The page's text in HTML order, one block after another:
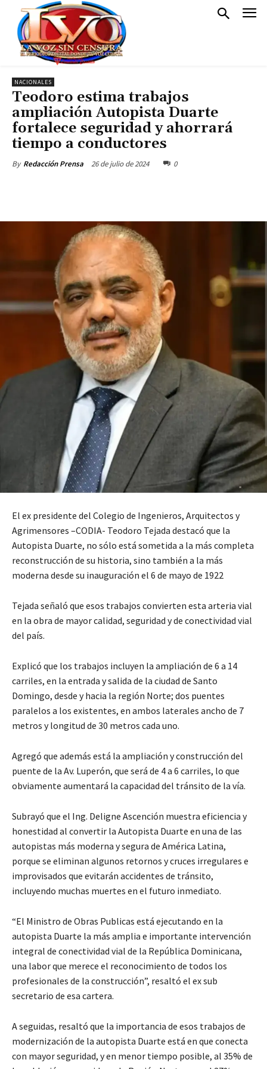
NACIONALES
Teodoro estima trabajos
ampliación Autopista Duarte
fortalece seguridad y ahorrará
tiempo a conductores
By Redacción Prensa 26 de julio de 2024 0
El ex presidente del Colegio de Ingenieros, Arquitectos y
Agrimensores –CODIA- Teodoro Tejada destacó que la
Autopista Duarte, no sólo está sometida a la más completa
reconstrucción de su historia, sino también a la más
moderna desde su inauguración el 6 de mayo de 1922
Tejada señaló que esos trabajos convierten esta arteria vial
en la obra de mayor calidad, seguridad y de conectividad vial
del país.
Explicó que los trabajos incluyen la ampliación de 6 a 14
carriles, en la entrada y salida de la ciudad de Santo
Domingo, desde y hacia la región Norte; dos puentes
paralelos a los existentes, en ambos laterales ancho de 7
metros y longitud de 30 metros cada uno.
Agregó que además está la ampliación y construcción del
puente de la Av. Luperón, que será de 4 a 6 carriles, lo que
obviamente aumentará la capacidad del tránsito de la vía.
Subrayó que el Ing. Deligne Ascención muestra eficiencia y
honestidad al convertir la Autopista Duarte en una de las
autopistas más moderna y segura de América Latina,
porque se eliminan algunos retornos y cruces irregulares e
improvisados que evitarán accidentes de tránsito,
incluyendo muchas muertes en el futuro inmediato.
“El Ministro de Obras Publicas está ejecutando en la
autopista Duarte la más amplia e importante intervención
integral de conectividad vial de la República Dominicana,
una labor que merece el reconocimiento de todos los
profesionales de la construcción”, resaltó el ex sub
secretario de esa cartera.
A seguidas, resaltó que la importancia de esos trabajos de
modernización de la autopista Duarte está en que conecta
con mayor seguridad, y en menor tiempo posible, al 35% de